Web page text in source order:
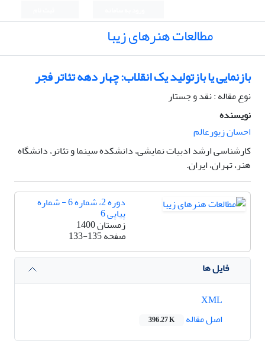
مطالعات هنرهای زیبا
بازنمایی یا بازتولید یک انقلاب: چهار دهه تئاتر فجر
نوع مقاله : نقد و جستار
نویسنده
احسان زیورعالم
کارشناسی ارشد ادبیات نمایشی، دانشکده سینما و تئاتر، دانشگاه
هنر، تهران، ایران.
دوره 2، شماره 6 - شماره
پیاپی 6
زمستان 1400
صفحه133-135
فایل ها
اصل مقاله
396.27 K